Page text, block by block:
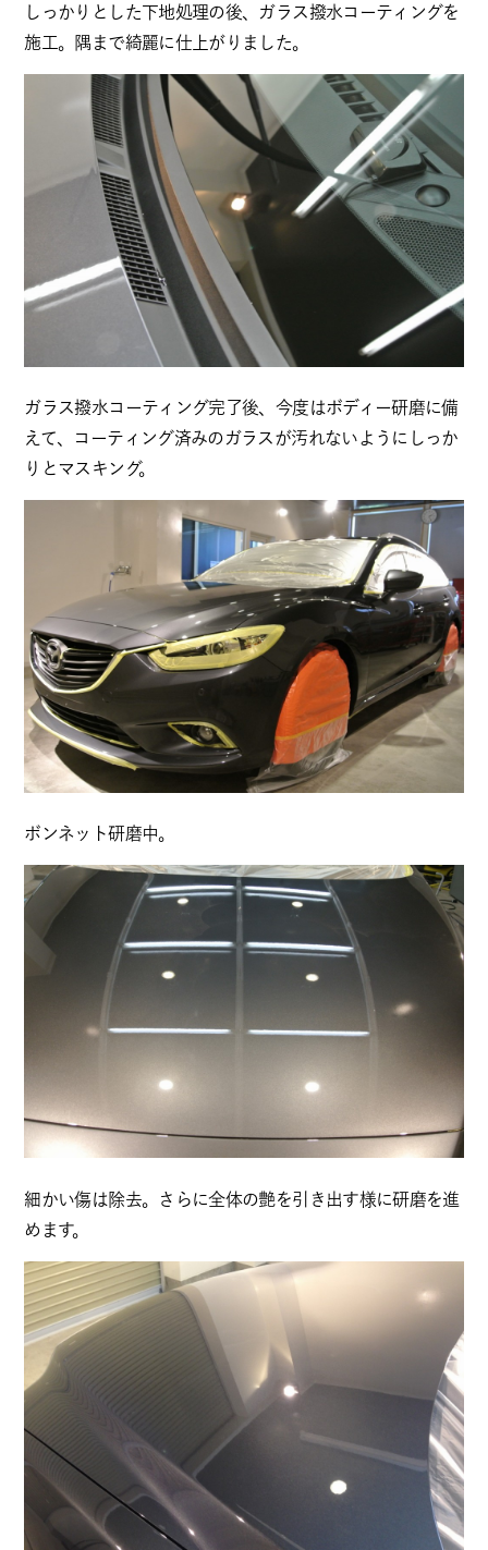
しっかりとした下地処理の後、ガラス撥水コーティングを
施工。隅まで綺麗に仕上がりました。
ガラス撥水コーティング完了後、今度はボディー研磨に備
えて、コーティング済みのガラスが汚れないようにしっか
りとマスキング。
ボンネット研磨中。
細かい傷は除去。さらに全体の艶を引き出す様に研磨を進
めます。